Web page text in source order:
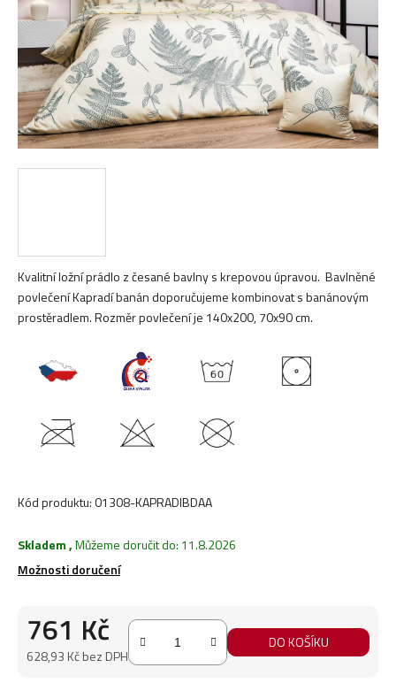
Kvalitní ložní prádlo z česané bavlny s krepovou úpravou. Bavlněné
povlečení Kapradí banán doporučujeme kombinovat s banánovým
prostěradlem. Rozměr povlečení je 140x200, 70x90 cm.
Kód produktu:01308-KAPRADIBDAA
Skladem,Můžeme doručit do: 11.8.2026
Možnosti doručení
761 Kč
628,93 Kč bez DPH
DO KOŠÍKU